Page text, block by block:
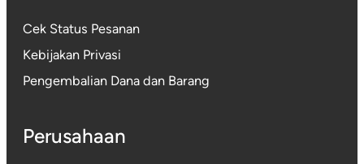
Cek Status Pesanan
Kebijakan Privasi
Pengembalian Dana dan Barang
Perusahaan